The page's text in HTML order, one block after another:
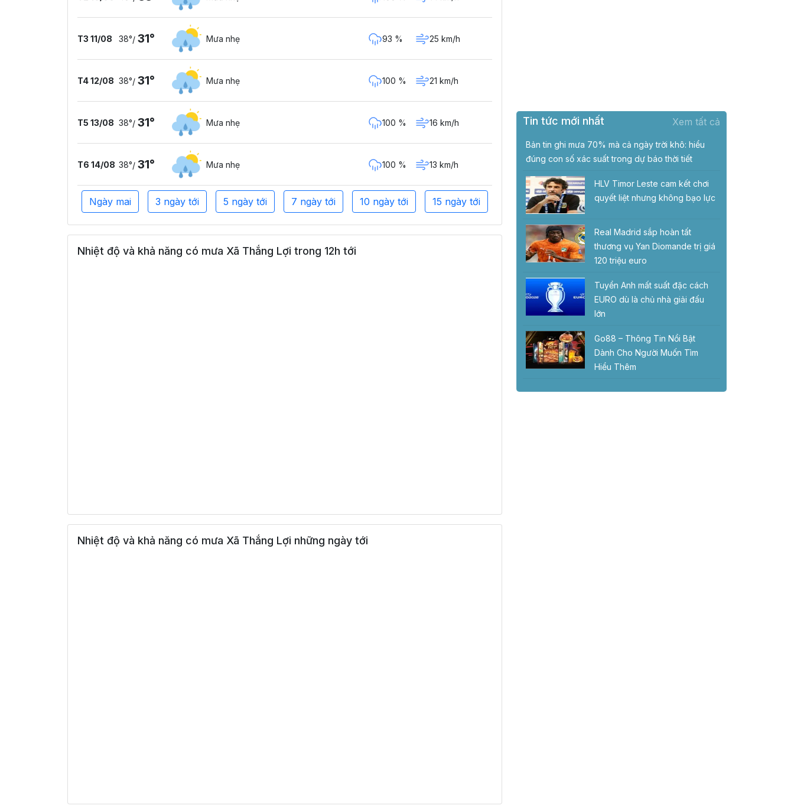
T3 11/08 38°/ 31° Mưa nhẹ 93 % 25 km/h
T4 12/08 38°/ 31° Mưa nhẹ 100 % 21 km/h
T5 13/08 38°/ 31° Mưa nhẹ 100 % 16 km/h
T6 14/08 38°/ 31° Mưa nhẹ 100 % 13 km/h
Ngày mai 3 ngày tới 5 ngày tới 7 ngày tới 10 ngày tới 15 ngày tới
Nhiệt độ và khả năng có mưa Xã Thắng Lợi trong 12h tới
Nhiệt độ và khả năng có mưa Xã Thắng Lợi những ngày tới
Tin tức mới nhất Xem tất cả
Bản tin ghi mưa 70% mà cả ngày trời khô: hiểu
đúng con số xác suất trong dự báo thời tiết
HLV Timor Leste cam kết chơi
quyết liệt nhưng không bạo lực
Real Madrid sắp hoàn tất
thương vụ Yan Diomande trị giá
120 triệu euro
Tuyển Anh mất suất đặc cách
EURO dù là chủ nhà giải đấu
lớn
Go88 – Thông Tin Nổi Bật
Dành Cho Người Muốn Tìm
Hiểu Thêm